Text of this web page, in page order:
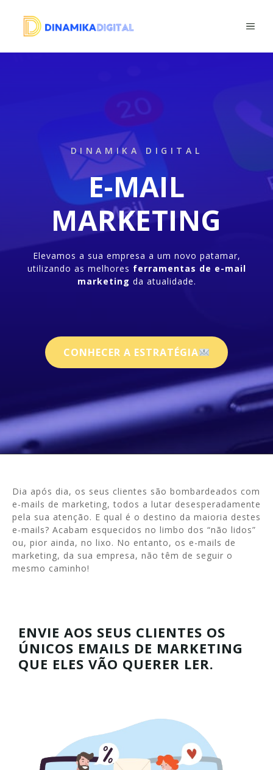
DINAMIKA DIGITAL
E-MAIL
MARKETING
Elevamos a sua empresa a um novo patamar,
utilizando as melhores ferramentas de e-mail
marketing da atualidade.
CONHECER A ESTRATÉGIA
Dia após dia, os seus clientes são bombardeados com
e-mails de marketing, todos a lutar desesperadamente
pela sua atenção. E qual é o destino da maioria destes
e-mails? Acabam esquecidos no limbo dos “não lidos”
ou, pior ainda, no lixo. No entanto, os e-mails de
marketing, da sua empresa, não têm de seguir o
mesmo caminho!
ENVIE AOS SEUS CLIENTES OS
ÚNICOS EMAILS DE MARKETING
QUE ELES VÃO QUERER LER.